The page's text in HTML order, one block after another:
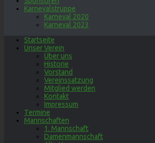
Karnevalstruppe
Karneval 2020
Karneval 2023
Startseite
Unser Verein
Über uns
Historie
Vorstand
Vereinssatzung
Mitglied werden
Kontakt
Impressum
Termine
Mannschaften
1. Mannschaft
Damenmannschaft